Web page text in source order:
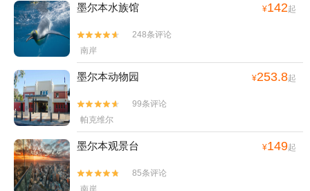
墨尔本水族馆 ¥142起


248条评论
南岸
墨尔本动物园 ¥253.8起


99条评论
帕克维尔
墨尔本观景台 ¥149起


85条评论